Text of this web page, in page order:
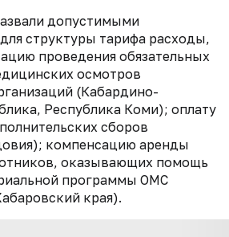
допустимыми
структуры тарифа расходы,
проведения обязательных
осмотров
(Кабардино-
Республика Коми); оплату
сборов
компенсацию аренды
оказывающих помощь
программы ОМС
края).